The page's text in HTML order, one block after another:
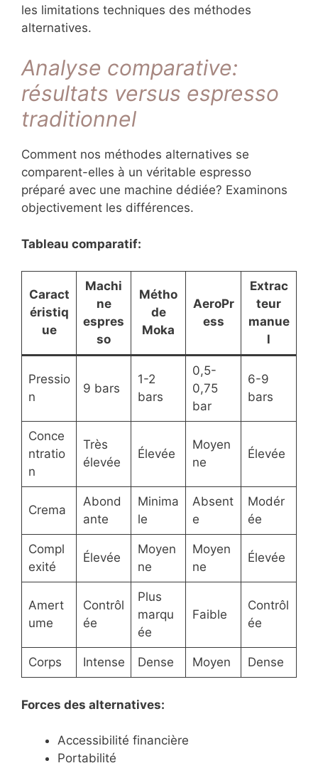
les limitations techniques des méthodes
alternatives.
Analyse comparative:
résultats versus espresso
traditionnel
Comment nos méthodes alternatives se
comparent-elles à un véritable espresso
préparé avec une machine dédiée? Examinons
objectivement les différences.
Tableau comparatif:
Caract
éristiq
ue
Machi
ne
espres
so
Métho
de
Moka
AeroPr
ess
Extrac
teur
manue
l
Pressio
n
9 bars
1-2
bars
0,5-
0,75
bar
6-9
bars
Conce
ntratio
n
Très
élevée
Élevée
Moyen
ne
Élevée
Crema
Abond
ante
Minima
le
Absent
e
Modér
ée
Compl
exité
Élevée
Moyen
ne
Moyen
ne
Élevée
Amert
ume
Contrôl
ée
Plus
marqu
ée
Faible
Contrôl
ée
Corps Intense Dense Moyen Dense
Forces des alternatives:
Accessibilité financière
Portabilité